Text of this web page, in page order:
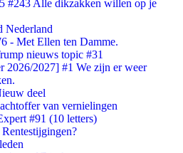
#243 Alle dikzakken willen op je
Nederland
- Met Ellen ten Damme.
nieuws topic #31
2026/2027] #1 We zijn er weer
deel
van vernielingen
#91 (10 letters)